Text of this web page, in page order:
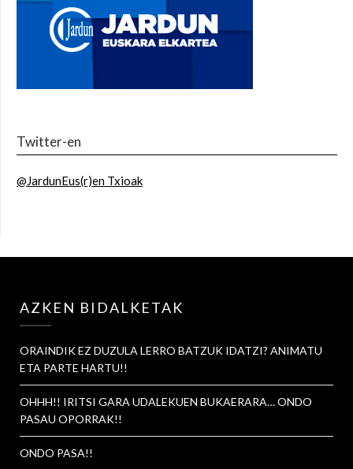
Twitter-en
@JardunEus(r)en Txioak
AZKEN BIDALKETAK
ORAINDIK EZ DUZULA LERRO BATZUK IDATZI? ANIMATU
ETA PARTE HARTU!!
OHHH!! IRITSI GARA UDALEKUEN BUKAERARA… ONDO
PASAU OPORRAK!!
ONDO PASA!!